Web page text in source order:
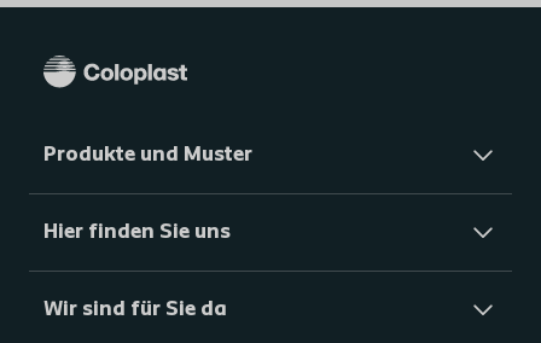
Stelle bleibt.
Ihre Gesundheit niemals gefährdet und die Umwelt
1. Pascoe G, Clovis S. Evaluation of two coated
catheters in intermittent self-catheterisation. Br J
Produkte und Muster
Hier finden Sie uns
Wir sind für Sie da